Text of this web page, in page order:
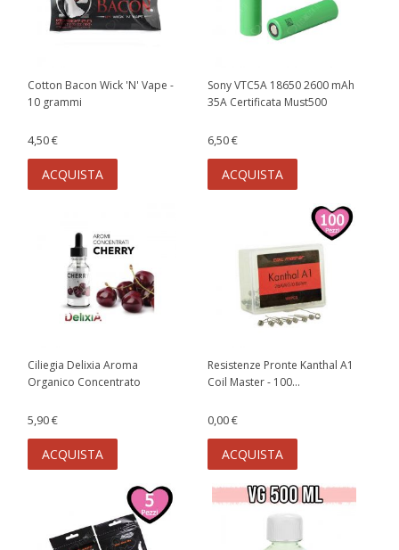
Cotton Bacon Wick 'N' Vape -
10 grammi
4,50 €
ACQUISTA
Sony VTC5A 18650 2600 mAh
35A Certificata Must500
6,50 €
ACQUISTA
Ciliegia Delixia Aroma
Organico Concentrato
5,90 €
ACQUISTA
Resistenze Pronte Kanthal A1
Coil Master - 100...
0,00 €
ACQUISTA